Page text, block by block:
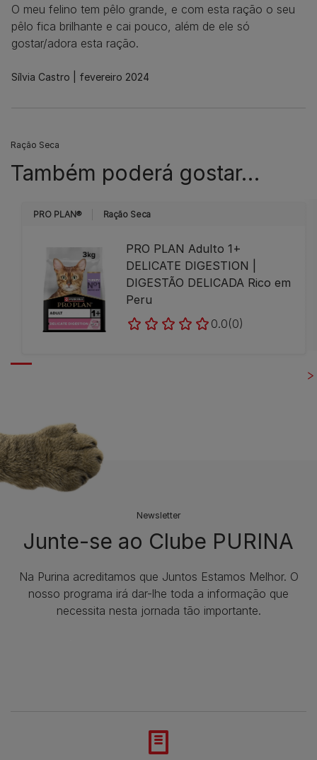
O meu felino tem pêlo grande, e com esta ração o seu
pêlo fica brilhante e cai pouco, além de ele só
gostar/adora esta ração.
Sílvia Castro fevereiro 2024
Ração Seca
Também poderá gostar…
PRO PLAN® Ração Seca
PRO PLAN Adulto 1+
DELICATE DIGESTION |
DIGESTÃO DELICADA Rico em
Peru
0.0(0)
Newsletter
Junte-se ao Clube PURINA
Na Purina acreditamos que Juntos Estamos Melhor. O
nosso programa irá dar-lhe toda a informação que
necessita nesta jornada tão importante.